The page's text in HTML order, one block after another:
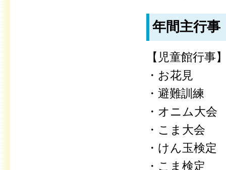
年間主行事
【児童館行事
・お花見
・避難訓練
・オニム大会
・こま大会
・けん玉検定
・こま検定